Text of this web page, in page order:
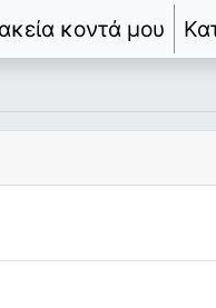
κοντά μου